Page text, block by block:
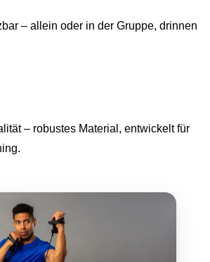
– allein oder in der Gruppe, drinnen
– robustes Material, entwickelt für